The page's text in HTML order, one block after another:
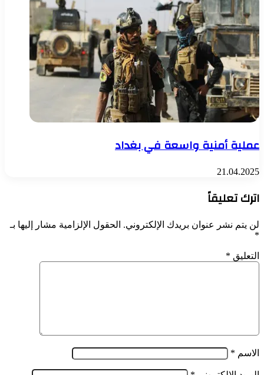
عملية أمنية واسعة في بغداد
21.04.2025
اترك تعليقاً
لن يتم نشر عنوان بريدك الإلكتروني. الحقول الإلزامية مشار إليها بـ
*
التعليق *
الاسم *